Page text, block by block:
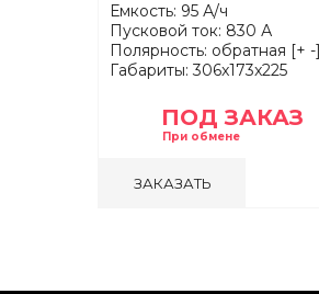
Емкость: 95 А/ч
Пусковой ток: 830 А
Полярность: обратная [+ -]
Габариты: 306x173x225
ПОД ЗАКАЗ
ЗАКАЗАТЬ